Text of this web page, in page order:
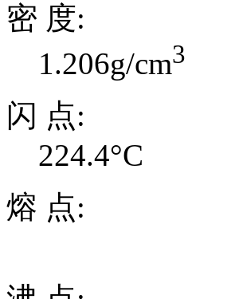
密 度:
1.206g/cm3
闪 点:
224.4°C
熔 点: